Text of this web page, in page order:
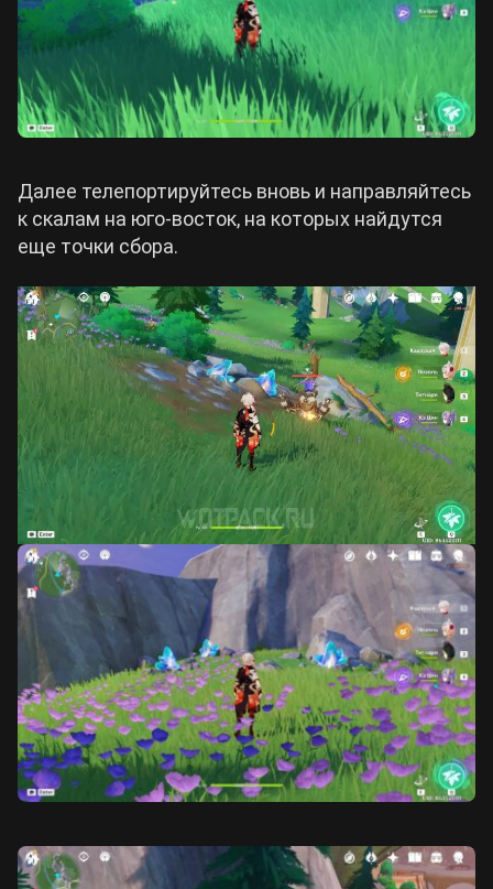
Далее телепортируйтесь вновь и направляйтесь
к скалам на юго-восток, на которых найдутся
еще точки сбора.